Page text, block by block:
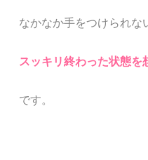
なかなか手をつけられな
スッキリ終わった状態を
です。